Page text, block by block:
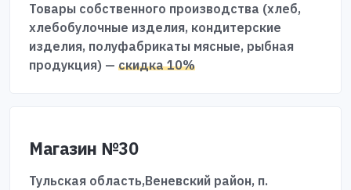
Товары собственного производства (хлеб,
хлебобулочные изделия, кондитерские
изделия, полуфабрикаты мясные, рыбная
продукция) — скидка 10%
Магазин №30
Тульская область,Веневский район, п.